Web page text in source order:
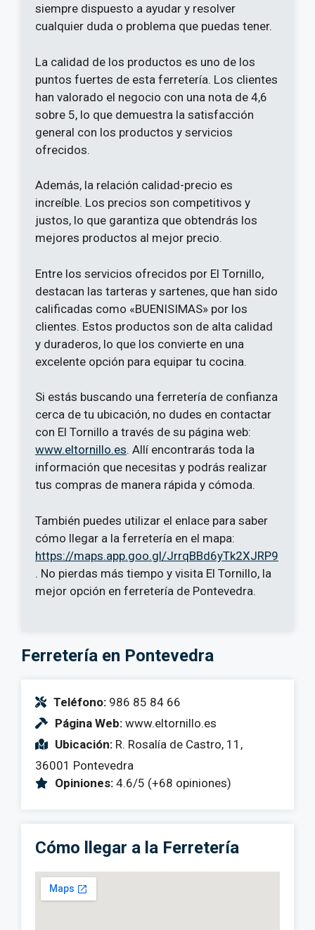
siempre dispuesto a ayudar y resolver
cualquier duda o problema que puedas tener.
La calidad de los productos es uno de los
puntos fuertes de esta ferretería. Los clientes
han valorado el negocio con una nota de 4,6
sobre 5, lo que demuestra la satisfacción
general con los productos y servicios
ofrecidos.
Además, la relación calidad-precio es
increíble. Los precios son competitivos y
justos, lo que garantiza que obtendrás los
mejores productos al mejor precio.
Entre los servicios ofrecidos por El Tornillo,
destacan las tarteras y sartenes, que han sido
calificadas como «BUENISIMAS» por los
clientes. Estos productos son de alta calidad
y duraderos, lo que los convierte en una
excelente opción para equipar tu cocina.
Si estás buscando una ferretería de confianza
cerca de tu ubicación, no dudes en contactar
con El Tornillo a través de su página web:
www.eltornillo.es. Allí encontrarás toda la
información que necesitas y podrás realizar
tus compras de manera rápida y cómoda.
También puedes utilizar el enlace para saber
cómo llegar a la ferretería en el mapa:
https://maps.app.goo.gl/JrrqBBd6yTk2XJRP9
. No pierdas más tiempo y visita El Tornillo, la
mejor opción en ferretería de Pontevedra.
Ferretería en Pontevedra
Teléfono: 986 85 84 66
Página Web: www.eltornillo.es
Ubicación: R. Rosalía de Castro, 11,
36001 Pontevedra
Opiniones: 4.6/5 (+68 opiniones)
Cómo llegar a la Ferretería